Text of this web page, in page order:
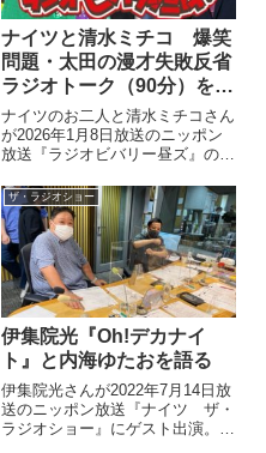
ナイツと清水ミチコ 爆笑
問題・太田の漫才失敗反省
ラジオトーク（90分）を語
る
ナイツのお二人と清水ミチコさん
が2026年1月8日放送のニッポン
放送『ラジオビバリー昼ズ』の中
才でミスを連発した爆笑問題・太
田さんがTBSラジオ『爆笑問題カ
ーボーイ』で90分に渡って反省
トークをしていた件について話し
ていました。
ザ・ラジオショー
伊集院光『Oh!デカナイ
ト』と内海ゆたおを語る
伊集院光さんが2022年7月14日放
送のニッポン放送『ナイツ ザ・
ラジオショー』にゲスト出演。ニ